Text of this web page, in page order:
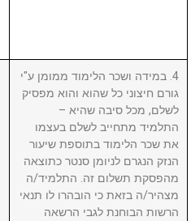
4. במידה ושכר הלימוד ממומן ע"י
גורם חיצוני כל שהוא והוא מפסיק
לשלם, מכל סיבה שהיא –
התלמיד מתחייב לשלם בעצמו
את שכר הלימוד בתוספת שיעור
הנזק הנגרם לניומן סנטר כתוצאה
מהפסקת תשלום זה. התלמיד/ה
מצהיר/ה בזאת כי הובהרו לו תנאי
הרשות הבוחנת לגבי הרשאה